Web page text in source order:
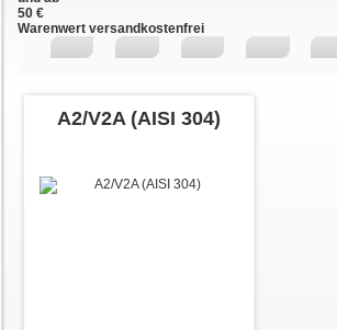
50 €
Warenwert versandkostenfrei
A2/V2A (AISI 304)